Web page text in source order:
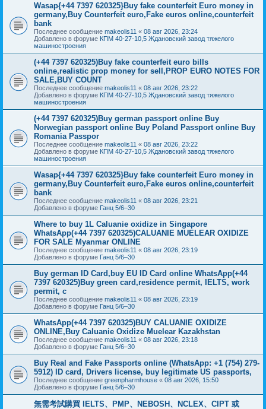
Wasap{+44 7397 620325}Buy fake counterfeit Euro money in
germany,Buy Counterfeit euro,Fake euros online,counterfeit
bank
Последнее сообщение makeolis11 « 08 авг 2026, 23:24
Добавлено в форуме КПМ 40-27-10,5 Ждановский завод тяжелого
машиностроения
(+44 7397 620325)Buy fake counterfeit euro bills
online,realistic prop money for sell,PROP EURO NOTES FOR
SALE,BUY COUNT
Последнее сообщение makeolis11 « 08 авг 2026, 23:22
Добавлено в форуме КПМ 40-27-10,5 Ждановский завод тяжелого
машиностроения
(+44 7397 620325)Buy german passport online Buy
Norwegian passport online Buy Poland Passport online Buy
Romania Passpor
Последнее сообщение makeolis11 « 08 авг 2026, 23:22
Добавлено в форуме КПМ 40-27-10,5 Ждановский завод тяжелого
машиностроения
Wasap{+44 7397 620325}Buy fake counterfeit Euro money in
germany,Buy Counterfeit euro,Fake euros online,counterfeit
bank
Последнее сообщение makeolis11 « 08 авг 2026, 23:21
Добавлено в форуме Ганц 5/6–30
Where to buy 1L Caluanie oxidize in Singapore
WhatsApp(+44 7397 620325)CALUANIE MUELEAR OXIDIZE
FOR SALE Myanmar ONLINE
Последнее сообщение makeolis11 « 08 авг 2026, 23:19
Добавлено в форуме Ганц 5/6–30
Buy german ID Card,buy EU ID Card online WhatsApp(+44
7397 620325)Buy green card,residence permit, IELTS, work
permit, c
Последнее сообщение makeolis11 « 08 авг 2026, 23:19
Добавлено в форуме Ганц 5/6–30
WhatsApp(+44 7397 620325)BUY CALUANIE OXIDIZE
ONLINE,Buy Caluanie Oxidize Muelear Kazakhstan
Последнее сообщение makeolis11 « 08 авг 2026, 23:18
Добавлено в форуме Ганц 5/6–30
Buy Real and Fake Passports online (WhatsApp: +1 (754) 279-
5912) ID card, Drivers license, buy legitimate US passports,
Последнее сообщение greenpharmhouse « 08 авг 2026, 15:50
Добавлено в форуме Ганц 5/6–30
無需考試購買 IELTS、PMP、NEBOSH、NCLEX、CIPT 或